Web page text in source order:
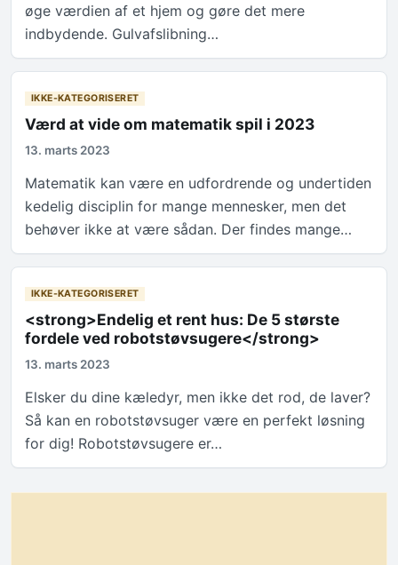
øge værdien af et hjem og gøre det mere
indbydende. Gulvafslibning…
IKKE-KATEGORISERET
Værd at vide om matematik spil i 2023
13. marts 2023
Matematik kan være en udfordrende og undertiden
kedelig disciplin for mange mennesker, men det
behøver ikke at være sådan. Der findes mange…
IKKE-KATEGORISERET
<strong>Endelig et rent hus: De 5 største
fordele ved robotstøvsugere</strong>
13. marts 2023
Elsker du dine kæledyr, men ikke det rod, de laver?
Så kan en robotstøvsuger være en perfekt løsning
for dig! Robotstøvsugere er…